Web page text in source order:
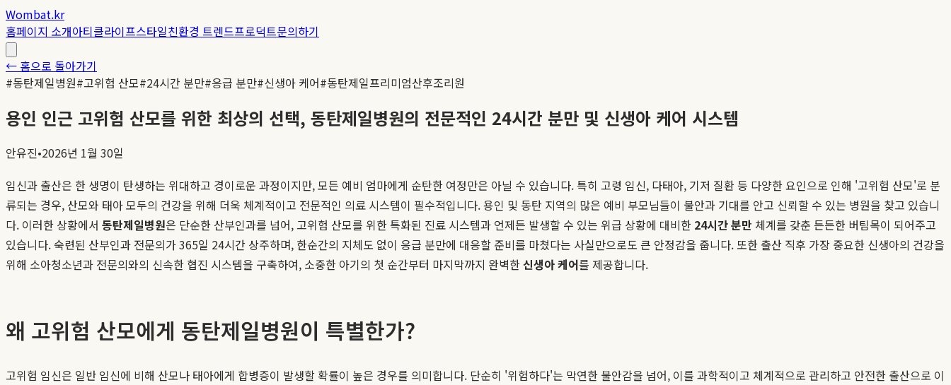
Wombat.kr
홈페이지 소개아티클라이프스타일친환경 트렌드프로덕트문의하기
← 홈으로 돌아가기
#동탄제일병원#고위험 산모#24시간 분만#응급 분만#신생아 케어#동탄제일프리미엄산후조리원
용인 인근 고위험 산모를 위한 최상의 선택, 동탄제일병원의 전문적인 24시간 분만 및 신생아 케어 시스템
안유진•2026년 1월 30일
임신과 출산은 한 생명이 탄생하는 위대하고 경이로운 과정이지만, 모든 예비 엄마에게 순탄한 여정만은 아닐 수 있습니다. 특히 고령 임신, 다태아, 기저 질환 등 다양한 요인으로 인해 '고위험 산모'로 분
류되는 경우, 산모와 태아 모두의 건강을 위해 더욱 체계적이고 전문적인 의료 시스템이 필수적입니다. 용인 및 동탄 지역의 많은 예비 부모님들이 불안과 기대를 안고 신뢰할 수 있는 병원을 찾고 있습니
다. 이러한 상황에서 동탄제일병원은 단순한 산부인과를 넘어, 고위험 산모를 위한 특화된 진료 시스템과 언제든 발생할 수 있는 위급 상황에 대비한 24시간 분만 체계를 갖춘 든든한 버팀목이 되어주고
있습니다. 숙련된 산부인과 전문의가 365일 24시간 상주하며, 한순간의 지체도 없이 응급 분만에 대응할 준비를 마쳤다는 사실만으로도 큰 안정감을 줍니다. 또한 출산 직후 가장 중요한 신생아의 건강을
위해 소아청소년과 전문의와의 신속한 협진 시스템을 구축하여, 소중한 아기의 첫 순간부터 마지막까지 완벽한신생아 케어를 제공합니다.
왜 고위험 산모에게 동탄제일병원이 특별한가?
고위험 임신은 일반 임신에 비해 산모나 태아에게 합병증이 발생할 확률이 높은 경우를 의미합니다. 단순히 '위험하다'는 막연한 불안감을 넘어, 이를 과학적이고 체계적으로 관리하고 안전한 출산으로 이